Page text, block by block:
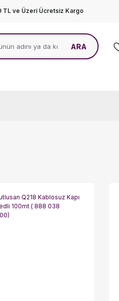
TL ve Üzeri Ücretsiz Kargo
ARA